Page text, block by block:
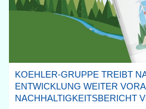
KOEHLER-GRUPPE TREIBT
ENTWICKLUNG WEITER
NACHHALTIGKEITSBERICHT